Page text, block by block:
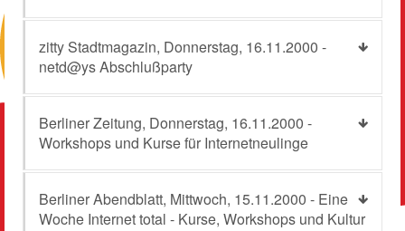
zitty Stadtmagazin, Donnerstag, 16.11.2000 -
netd@ys Abschlußparty
Berliner Zeitung, Donnerstag, 16.11.2000 -
Workshops und Kurse für Internetneulinge
Berliner Abendblatt, Mittwoch, 15.11.2000 - Eine
Woche Internet total - Kurse, Workshops und Kultur